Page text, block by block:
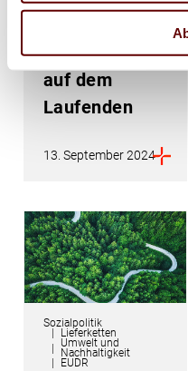
Kanal immer
auf dem
Laufenden
13. September 2024
Sozialpolitik
Lieferketten
Umwelt und
Nachhaltigkeit
EUDR